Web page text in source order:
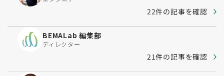
22件の記事を確認
BEMALab 編集部
ディレクター
21件の記事を確認